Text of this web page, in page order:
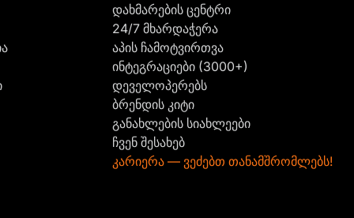
დახმარების ცენტრი
24/7 მხარდაჭერა
აპის ჩამოტვირთვა
ინტეგრაციები (3000+)
დეველოპერებს
ბრენდის კიტი
განახლების სიახლეები
ჩვენ შესახებ
კარიერა — ვეძებთ თანამშრომლებს!